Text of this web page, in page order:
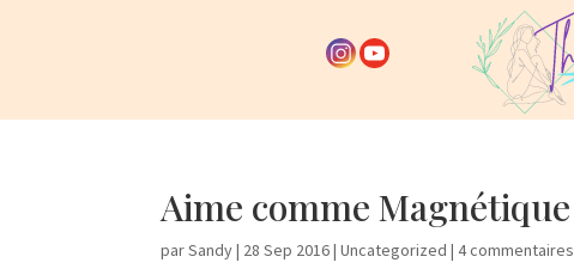
Aime comme Magnétique
parSandy| 28 Sep 2016|Uncategorized |4 commentaires